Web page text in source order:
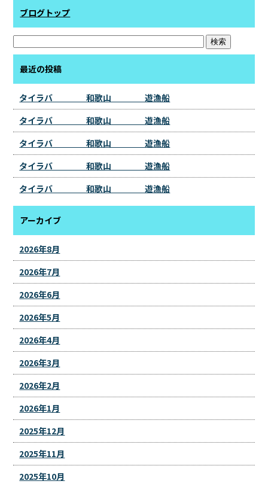
ブログトップ
最近の投稿
タイラバ 和歌山 遊漁船
タイラバ 和歌山 遊漁船
タイラバ 和歌山 遊漁船
タイラバ 和歌山 遊漁船
タイラバ 和歌山 遊漁船
アーカイブ
2026年8月
2026年7月
2026年6月
2026年5月
2026年4月
2026年3月
2026年2月
2026年1月
2025年12月
2025年11月
2025年10月